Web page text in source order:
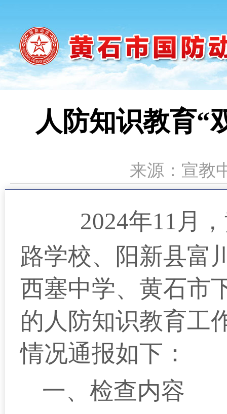
人防知识教育“
来源：宣
2024年11月
路学校、阳新县富
西塞中学、黄石市
的人防知识教育工
情况通报如下：
一、检查内容